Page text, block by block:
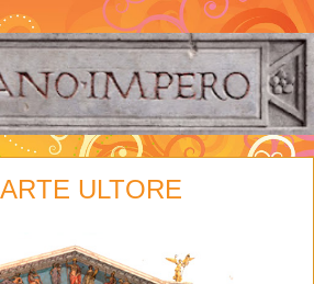
ULTORE